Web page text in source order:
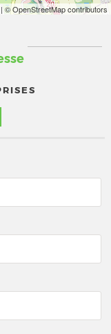
| © OpenStreetMap contributors